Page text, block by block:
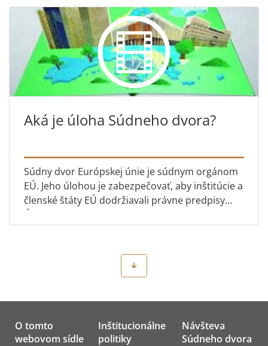
Aká je úloha Súdneho dvora?
Súdny dvor Európskej únie je súdnym orgánom
EÚ. Jeho úlohou je zabezpečovať, aby inštitúcie a
členské štáty EÚ dodržiavali právne predpisy
Únie a aby sa tieto predpisy uplatňovali v celej
Únii rovnako...
O tomto
webovom sídle
Inštitucionálne
politiky
Návšteva
Súdneho dvora